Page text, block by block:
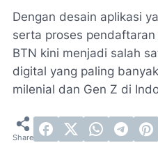
Dengan desain aplikasi
serta proses
BTN kini menjadi salah
digital yang paling
milenial dan Gen Z di